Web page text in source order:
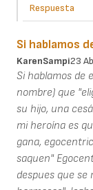
Respuesta
Si hablamos
KarenSampi23
Si hablamos de
nombre) que
su hijo, una
mi heroína es
gana,
saquen"
despues que se